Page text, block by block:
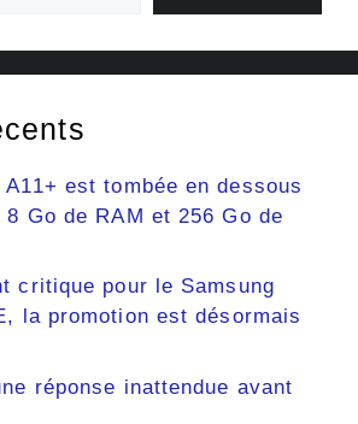
A11+ est tombée en dessous
Go de RAM et 256 Go de
critique pour le Samsung
la promotion est désormais
réponse inattendue avant